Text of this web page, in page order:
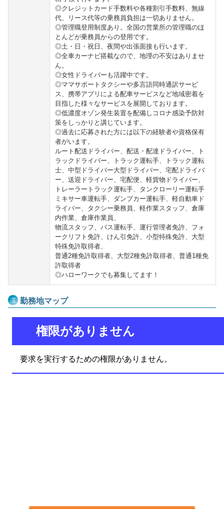
◎クレジットカード手数料や各種割引手数料、無線
代、リース代等の乗務員負担は一切ありません。
◎管理職登用制度あり。全国の営業所の管理職のほ
とんどが乗務員からの登用です。
◎土・日・祝日、夜間や出張面接も行います。
◎全車カーナビ搭載なので、地理の不安はありませ
ん。
◎女性ドライバーも活躍中です。
◎ママサポートタクシーや多言語同時通訳サービ
ス、携帯アプリによる配車サービスなど地域密着を
目指した様々なサービスを展開しております。
◎低濃度オゾン発生装置を配備しコロナ感染予防対
策をしっかりと講じています。
◎過去に応募された方には以下の経験者や資格保有
者がいます。
ルート配送ドライバー、配送・配達ドライバー、ト
ラックドライバー、トラック運転手、トラック運転
士、中型ドライバー大型ドライバー、宅配ドライバ
ー、送迎ドライバー、宅配便、軽貨物ドライバー、
トレーラートラック運転手、タンクローリー運転手
ミキサー車運転手、ダンプカー運転手、軽自動車ド
ライバー、タクシー乗務員、軽作業スタッフ、倉庫
内作業、倉庫作業員、
物流スタッフ、バス運転手、運行管理者免許、フォ
ークリフト免許、けん引免許、小型特殊免許、大型
特殊免許取得者、
普通2種免許取得者、大型2種免許取得者、普通1種免
許取得者
◎ハローワークでも募集してます！
勤務地マップ